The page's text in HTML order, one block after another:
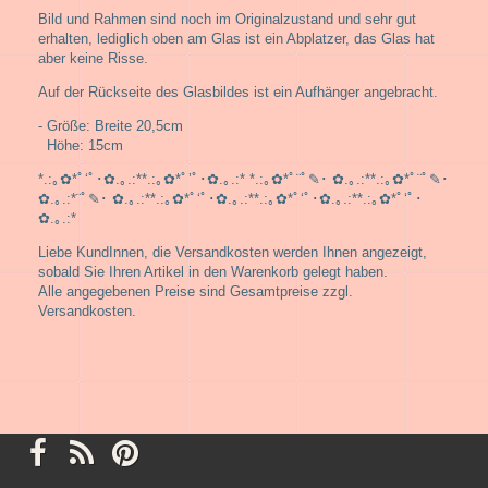
Bild und Rahmen sind noch im Originalzustand und sehr gut
erhalten, lediglich oben am Glas ist ein Abplatzer, das Glas hat
aber keine Risse.
Auf der Rückseite des Glasbildes ist ein Aufhänger angebracht.
- Größe: Breite 20,5cm
Höhe: 15cm
*.:｡✿*ﾟ‘ﾟ･✿.｡.:**.:｡✿*ﾟ’ﾟ･✿.｡.:* *.:｡✿*ﾟ¨ﾟ✎･ ✿.｡.:**.:｡✿*ﾟ¨ﾟ✎･
✿.｡.:*¨ﾟ✎･ ✿.｡.:**.:｡✿*ﾟ‘ﾟ･✿.｡.:**.:｡✿*ﾟ‘ﾟ･✿.｡.:**.:｡✿*ﾟ‘ﾟ･
✿.｡.:*
Liebe KundInnen, die Versandkosten werden Ihnen angezeigt,
sobald Sie Ihren Artikel in den Warenkorb gelegt haben.
Alle angegebenen Preise sind Gesamtpreise zzgl.
Versandkosten.